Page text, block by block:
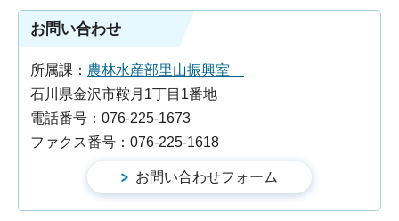
お問い合わせ
所属課： 農林水産部里山振興室
石川県金沢市鞍月1丁目1番地
電話番号：076-225-1673
ファクス番号：076-225-1618